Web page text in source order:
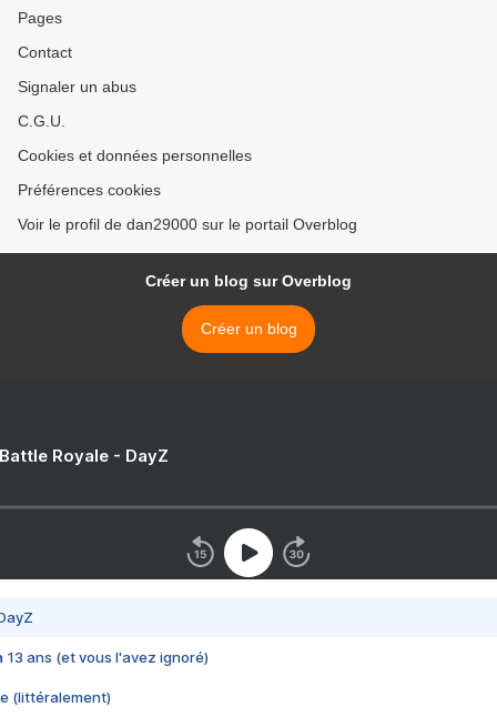
Pages
Contact
Signaler un abus
C.G.U.
Cookies et données personnelles
Préférences cookies
Voir le profil de dan29000 sur le portail Overblog
Créer un blog sur Overblog
Créer un blog
Royale - DayZ
13 ans (et vous l'avez ignoré)
(littéralement)